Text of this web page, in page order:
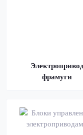
фрамуги